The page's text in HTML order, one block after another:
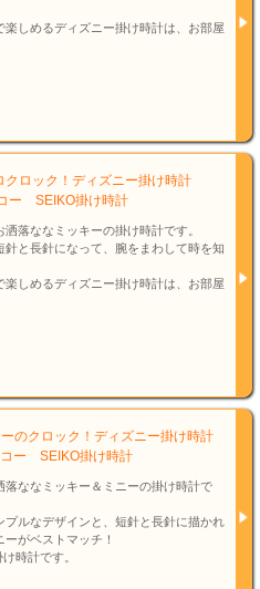
楽しめるディズニー掛け時計は、お部屋
クロック！ディズニー掛け時計
ー SEIKO掛け時計
洒落ななミッキーの掛け時計です。
針と長針になって、腕をまわして時を知
楽しめるディズニー掛け時計は、お部屋
ーのクロック！ディズニー掛け時計
ー SEIKO掛け時計
落ななミッキー＆ミニーの掛け時計で
プルなデザインと、短針と長針に描かれ
がベストマッチ！
時計です。